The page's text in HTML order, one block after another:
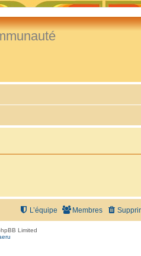
Membres
L’équipe
Limited